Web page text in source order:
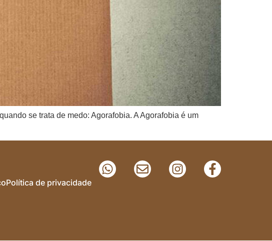
se trata de medo: Agorafobia. A Agorafobia é um
Política de privacidade